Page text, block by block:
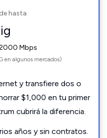
hasta
Mbps
en algunos mercados)
y transfiere dos o
$1,000 en tu primer
cubrirá la diferencia.
años y sin contratos.